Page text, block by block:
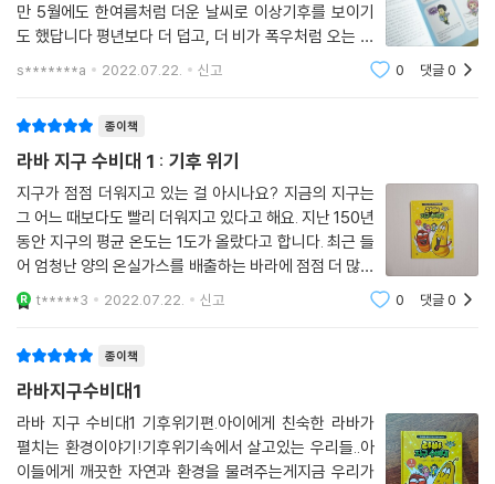
만 5월에도 한여름처럼 더운 날씨로 이상기후를 보이기
도 했답니다 평년보다 더 덥고, 더 비가 폭우처럼 오는 날
씨를 보이면서 환경 걱정이 들기 시작하죠 학부모 사전 서
s*******a 2022.07.22. 신고 0 댓글0
종이책
라바 지구 수비대 1 : 기후 위기
지구가 점점 더워지고 있는 걸 아시나요? 지금의 지구는
그 어느 때보다도 빨리 더워지고 있다고 해요. 지난 150년
동안 지구의 평균 온도는 1도가 올랐다고 합니다. 최근 들
어 엄청난 양의 온실가스를 배출하는 바라에 점점 더 많은
열이 지구에 쌓이고 있어요. 이처럼 기후 위기는 우리 모
두가 함께 해결해야 할 아주 큰 문제입니다. 그래서 아이
t*****3 2022.07.22. 신고 0 댓글0
종이책
라바지구수비대1
라바 지구 수비대1 기후위기편.아이에게 친숙한 라바가
펼치는 환경이야기!기후위기속에서 살고있는 우리들..아
이들에게 깨끗한 자연과 환경을 물려주는게지금 우리가